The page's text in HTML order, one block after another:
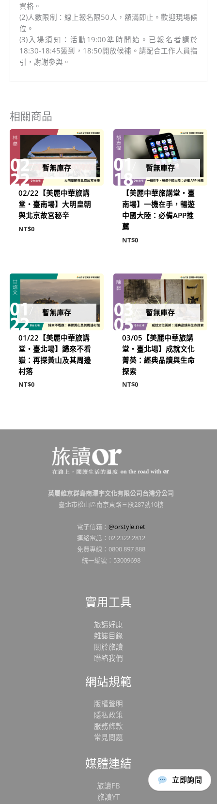
立即詢問
資格。
(2)人數限制：線上報名限50人，額滿即止。歡迎現場候
位。
(3)入場須知：活動19:00準時開始。已報名者請於
18:30-18:45簽到，18:50開放候補。請配合工作人員指
引，謝謝參與。
相關商品
暫無庫存
02/22【美麗中華旅講
堂‧臺南場】大明皇朝
與北京故宮秘辛
NT$0
暫無庫存
【美麗中華旅講堂‧臺
南場】一機在手，暢遊
中國大陸：必備APP推
薦
NT$0
暫無庫存
01/22【美麗中華旅講
堂‧臺北場】歸來不看
嶽：再探黃山及其周邊
村落
NT$0
暫無庫存
03/05【美麗中華旅講
堂‧臺北場】成就文化
菁英：經典品讀與生命
探索
NT$0
英屬維京群島商澤宇文化有限公司台灣分公司
臺北市松山區南京東路三段287號10樓
電子信箱： @orstyle.net
連絡電話：02 2322 2812
免費專線：0800 897 888
統一編號：53009698
實用工具
旅讀好康
雜誌目錄
關於旅讀
聯絡我們
網站規範
版權聲明
隱私政策
服務條款
常見問題
媒體連結
旅讀FB
旅讀YT